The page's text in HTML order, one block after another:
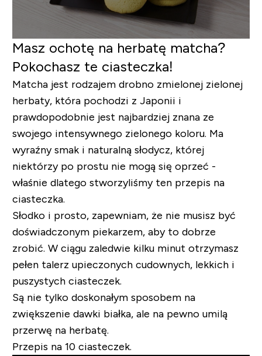
Masz ochotę na herbatę matcha?
Pokochasz te ciasteczka!
Matcha jest rodzajem drobno zmielonej zielonej
herbaty, która pochodzi z Japonii i
prawdopodobnie jest najbardziej znana ze
swojego intensywnego zielonego koloru. Ma
wyraźny smak i naturalną słodycz, której
niektórzy po prostu nie mogą się oprzeć -
właśnie dlatego stworzyliśmy ten przepis na
ciasteczka.
Słodko i prosto, zapewniam, że nie musisz być
doświadczonym piekarzem, aby to dobrze
zrobić. W ciągu zaledwie kilku minut otrzymasz
pełen talerz upieczonych cudownych, lekkich i
puszystych ciasteczek.
Są nie tylko doskonałym sposobem na
zwiększenie dawki białka, ale na pewno umilą
przerwę na herbatę.
Przepis na 10 ciasteczek.